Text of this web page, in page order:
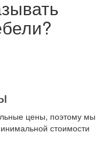
цены, поэтому мы
стоимости